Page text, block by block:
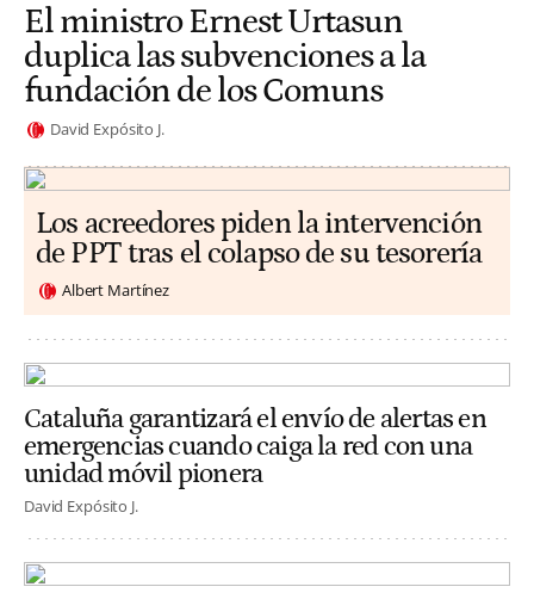
El ministro Ernest Urtasun
duplica las subvenciones a la
fundación de los Comuns
David Expósito J.
Los acreedores piden la intervención
de PPT tras el colapso de su tesorería
Albert Martínez
Cataluña garantizará el envío de alertas en
emergencias cuando caiga la red con una
unidad móvil pionera
David Expósito J.